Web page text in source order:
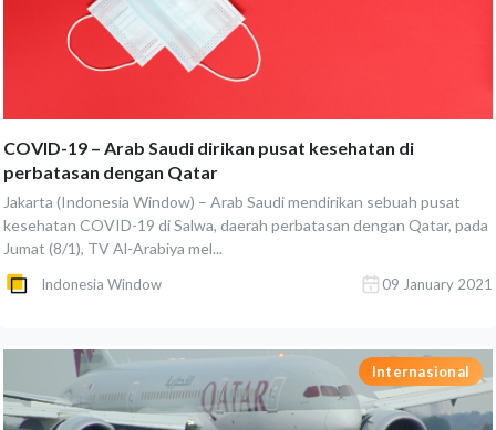
COVID-19 – Arab Saudi dirikan pusat kesehatan di
perbatasan dengan Qatar
Jakarta (Indonesia Window) – Arab Saudi mendirikan sebuah pusat
kesehatan COVID-19 di Salwa, daerah perbatasan dengan Qatar, pada
Jumat (8/1), TV Al-Arabiya mel...
Indonesia Window 09 January 2021
Internasional